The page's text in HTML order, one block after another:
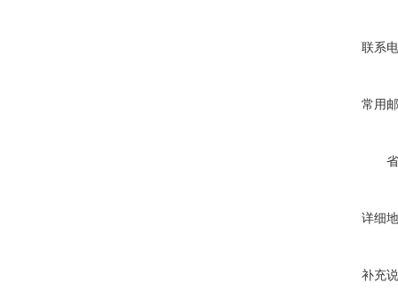
联系
常用
详细
补充